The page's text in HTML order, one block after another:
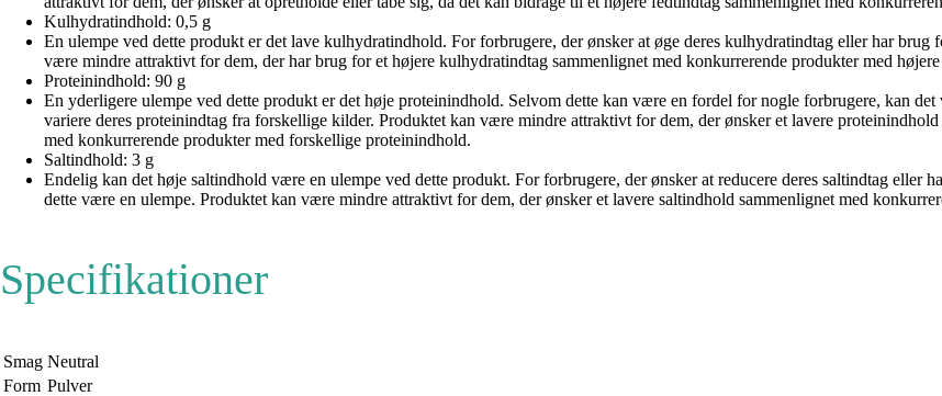
Kulhydratindhold: 0,5 g
En ulempe ved dette produkt er det lave kulhydratindhold. For forbrugere, der ønsker at øge deres kulhydratindtag eller har
være mindre attraktivt for dem, der har brug for et højere kulhydratindtag sammenlignet med konkurrerende produkter med
Proteinindhold: 90 g
En yderligere ulempe ved dette produkt er det høje proteinindhold. Selvom dette kan være en fordel for nogle forbrugere, kan
variere deres proteinindtag fra forskellige kilder. Produktet kan være mindre attraktivt for dem, der ønsker et lavere
med konkurrerende produkter med forskellige proteinindhold.
Saltindhold: 3 g
Endelig kan det høje saltindhold være en ulempe ved dette produkt. For forbrugere, der ønsker at reducere deres saltindtag eller
dette være en ulempe. Produktet kan være mindre attraktivt for dem, der ønsker et lavere saltindhold sammenlignet med
Specifikationer
Smag Neutral
Form Pulver